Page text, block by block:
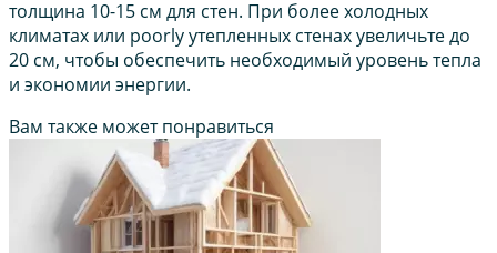
толщина 10-15 см для стен. При более холодных
климатах или poorly утепленных стенах увеличьте до
20 см, чтобы обеспечить необходимый уровень тепла
и экономии энергии.
Вам также может понравиться